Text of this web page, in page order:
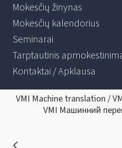
Mokesčių žinynas
Mokesčių kalendorius
Seminarai
Tarptautinis
Kontaktai / Apklausa
VMI Machine translation /
VMI Машинний